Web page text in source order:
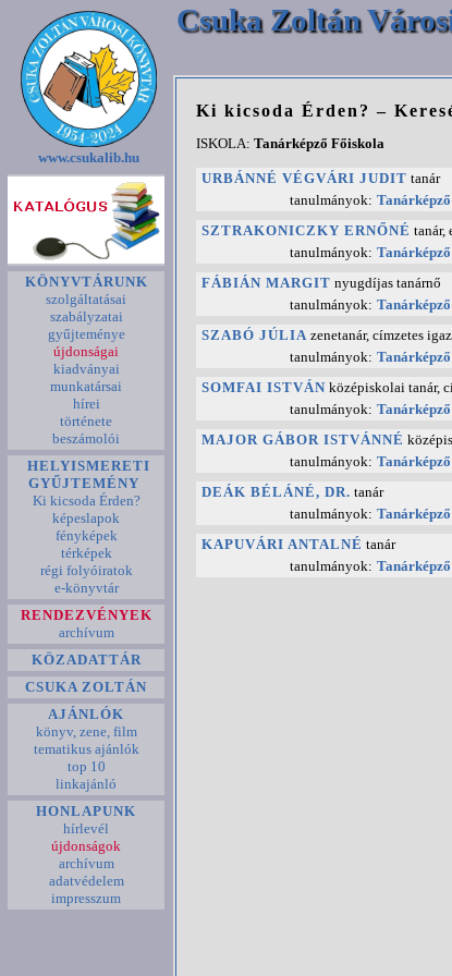
Csuka Zoltán
www.csukalib.hu
KÖNYVTÁRUNK
szolgáltatásai
szabályzatai
gyűjteménye
újdonságai
kiadványai
munkatársai
hírei
története
beszámolói
HELYISMERETI
GYŰJTEMÉNY
Ki kicsoda Érden?
képeslapok
fényképek
térképek
régi folyóiratok
e-könyvtár
RENDEZVÉNYEK
archívum
KÖZADATTÁR
CSUKA ZOLTÁN
AJÁNLÓK
könyv, zene, film
tematikus ajánlók
top 10
linkajánló
HONLAPUNK
hírlevél
újdonságok
archívum
adatvédelem
impresszum
Ki kicsoda Érden? –
ISKOLA: Tanárképző Főiskola
URBÁNNÉ VÉGVÁRI JUDIT tanár
tanulmányok:
SZTRAKONICZKY ERNŐNÉ tanár,
tanulmányok:
FÁBIÁN MARGIT nyugdíjas tanárnő
tanulmányok:
SZABÓ JÚLIA zenetanár, címzetes
tanulmányok:
SOMFAI ISTVÁN középiskolai tanár,
tanulmányok:
MAJOR GÁBOR ISTVÁNNÉ
tanulmányok:
DEÁK BÉLÁNÉ, DR. tanár
tanulmányok:
KAPUVÁRI ANTALNÉ tanár
tanulmányok: